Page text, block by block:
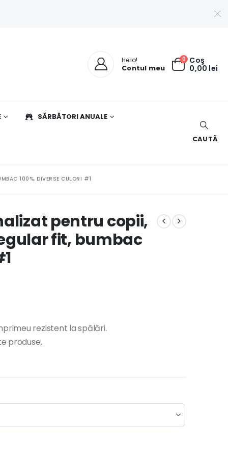
Hello!
Contul meu
0 Coş
0,00 lei
SĂRBĂTORI ANUALE
CAUTĂ
100%, DIVERSE CULORI #1
pentru copii,
fit, bumbac
rezistent la spălări.
produse.